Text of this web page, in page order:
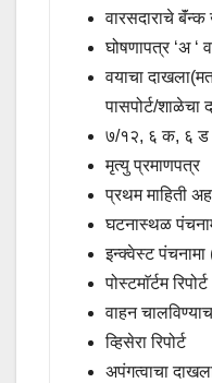
वारसदाराचे
घोषणापत्र ‘अ ‘ व
वयाचा
पासपोर्ट/
७/१२, ६ क, ६ ड
मृत्यु प्रमाणपत्र
प्रथम माहिती
घटनास्थळ
इन्क्वेस्ट पंचनामा
पोस्टमाॅर्टम
वाहन
व्हिसेरा रिपोर्ट
अपंगत्वाचा